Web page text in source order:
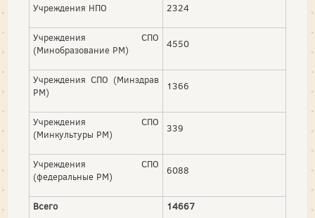
Учреждения НПО 2324
Учреждения СПО
(Минобразование РМ)
4550
Учреждения СПО (Минздрав
РМ)
1366
Учреждения СПО
(Минкультуры РМ)
339
Учреждения СПО
(федеральные РМ)
6088
Всего 14667